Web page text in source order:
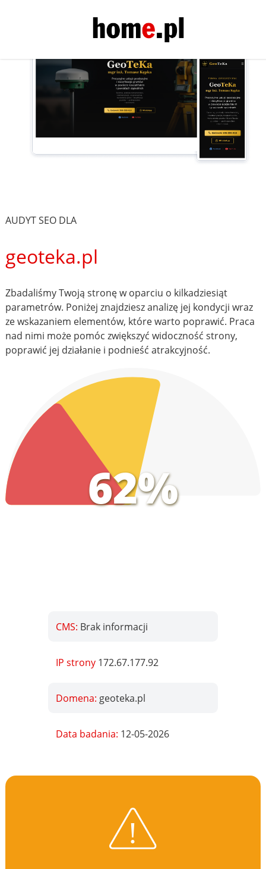
AUDYT SEO DLA
geoteka.pl
Zbadaliśmy Twoją stronę w oparciu o kilkadziesiąt
parametrów. Poniżej znajdziesz analizę jej kondycji wraz
ze wskazaniem elementów, które warto poprawić. Praca
nad nimi może pomóc zwiększyć widoczność strony,
poprawić jej działanie i podnieść atrakcyjność.
62%
CMS: Brak informacji
IP strony 172.67.177.92
Domena: geoteka.pl
Data badania: 12-05-2026